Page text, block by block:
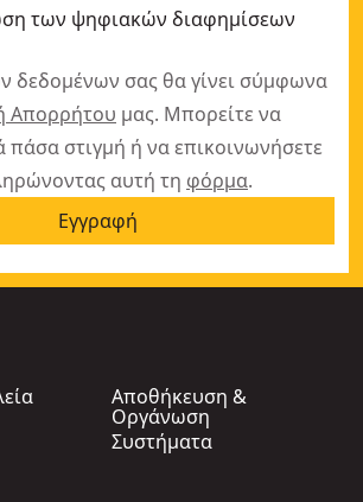
των ψηφιακών διαφημίσεων
δεδομένων σας θα γίνει σύμφωνα
Απορρήτου μας. Μπορείτε να
πάσα στιγμή ή να επικοινωνήσετε
αυτή τη φόρμα.
Εγγραφή
Αποθήκευση &
Οργάνωση
Συστήματα